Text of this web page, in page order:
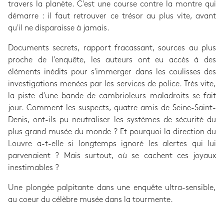
travers la planète. C'est une course contre la montre qui
démarre : il faut retrouver ce trésor au plus vite, avant
qu'il ne disparaisse à jamais.
Documents secrets, rapport fracassant, sources au plus
proche de l'enquête, les auteurs ont eu accès à des
éléments inédits pour s'immerger dans les coulisses des
investigations menées par les services de police. Très vite,
la piste d'une bande de cambrioleurs maladroits se fait
jour. Comment les suspects, quatre amis de Seine-Saint-
Denis, ont-ils pu neutraliser les systèmes de sécurité du
plus grand musée du monde ? Et pourquoi la direction du
Louvre a-t-elle si longtemps ignoré les alertes qui lui
parvenaient ? Mais surtout, où se cachent ces joyaux
inestimables ?
Une plongée palpitante dans une enquête ultra-sensible,
au coeur du célèbre musée dans la tourmente.